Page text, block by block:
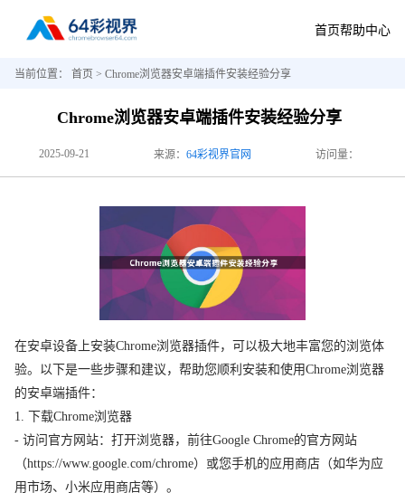
首页帮助中心
当前位置： 首页 > Chrome浏览器安卓端插件安装经验分享
Chrome浏览器安卓端插件安装经验分享
2025-09-21 来源： 64彩视界官网 访问量：
在安卓设备上安装Chrome浏览器插件，可以极大地丰富您的浏览体
验。以下是一些步骤和建议，帮助您顺利安装和使用Chrome浏览器
的安卓端插件：
1. 下载Chrome浏览器
- 访问官方网站：打开浏览器，前往Google Chrome的官方网站
（https://www.google.com/chrome）或您手机的应用商店（如华为应
用市场、小米应用商店等）。